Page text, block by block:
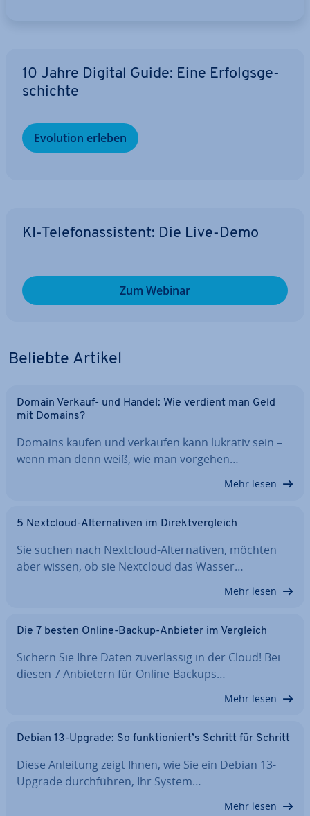
10 Jahre Digital Guide: Eine Er­folgs­ge­
schich­te
Evolution erleben
KI-Te­le­fon­as­sis­tent: Die Live-Demo
Zum Webinar
Beliebte Artikel
Domain Verkauf- und Handel: Wie verdient man Geld
mit Domains?
Domains kaufen und verkaufen kann lukrativ sein –
wenn man denn weiß, wie man vorgehen…
Mehr lesen
5 Nextcloud-Al­ter­na­ti­ven im Di­rekt­ver­gleich
Sie suchen nach Nextcloud-Al­ter­na­ti­ven, möchten
aber wissen, ob sie Nextcloud das Wasser…
Mehr lesen
Die 7 besten Online-Backup-Anbieter im Vergleich
Sichern Sie Ihre Daten zu­ver­läs­sig in der Cloud! Bei
diesen 7 Anbietern für Online-Backups…
Mehr lesen
Debian 13-Upgrade: So funk­tio­niert’s Schritt für Schritt
Diese Anleitung zeigt Ihnen, wie Sie ein Debian 13-
Upgrade durch­füh­ren, Ihr System…
Mehr lesen